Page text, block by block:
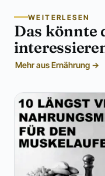
WEITERLESEN
Das könnte
Mehr aus Ernährung →